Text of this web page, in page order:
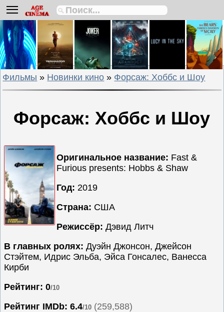
Биографии
Боевики
Вестерны
Военные
Детективы
Драмы
Комедии
Мелодрамы
Мультфильмы
Мюзиклы
Приключения
Русские
фильмы
Сериалы
Спорт
Триллеры
Фильмы » Новинки кино » Форсаж: Хоббс и Шоу
Форсаж: Хоббс и Шоу
Оригинальное название: Fast &
Furious presents: Hobbs & Shaw
Год: 2019
Страна: США
Режиссёр: Дэвид Литч
В главных ролях: Дуэйн Джонсон, Джейсон
Стэйтем, Идрис Эльба, Эйса Гонсалес, Ванесса
Кирби
Рейтинг: 0/10
Рейтинг IMDb: 6.4/10 (259,588)